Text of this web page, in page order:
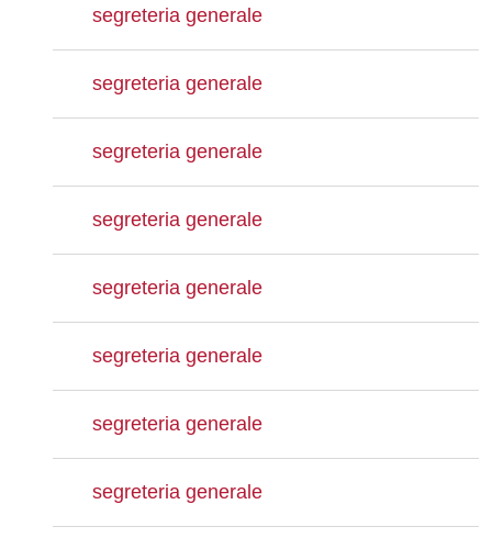
segreteria generale
segreteria generale
segreteria generale
segreteria generale
segreteria generale
segreteria generale
segreteria generale
segreteria generale